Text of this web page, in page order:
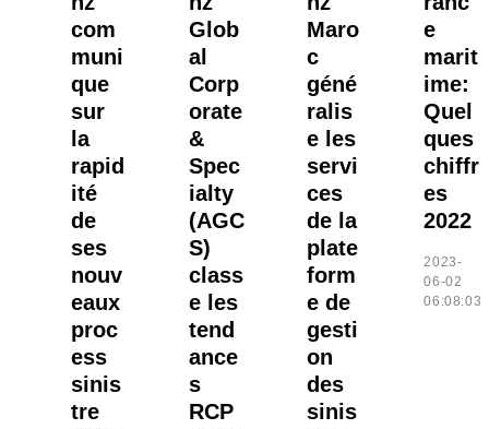
com
muni
que
sur
la
rapid
ité
de
ses
nouv
eaux
proc
ess
sinis
tre
Glob
al
Corp
orate
&
Spec
ialty
(AGC
S)
class
e les
tend
ance
s
RCP
Maro
c
géné
ralis
e les
servi
ces
de la
plate
form
e de
gesti
on
des
sinis
e
marit
ime:
Quel
ques
chiffr
es
2022
2023-
06-02
06:08:03